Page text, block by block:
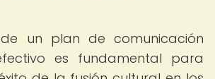
un plan de comunicación
es fundamental para